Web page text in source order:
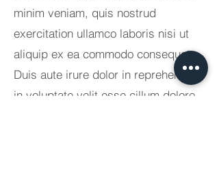
minim veniam, quis nostrud
exercitation ullamco laboris nisi ut
aliquip ex ea commodo consequat.
Duis aute irure dolor in reprehenderit
in voluptate velit esse cillum dolore